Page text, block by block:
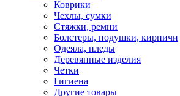
Коврики
Чехлы, сумки
Стяжки, ремни
Болстеры, подушки, кирпичи
Одеяла, пледы
Деревянные изделия
Четки
Гигиена
Другие товары